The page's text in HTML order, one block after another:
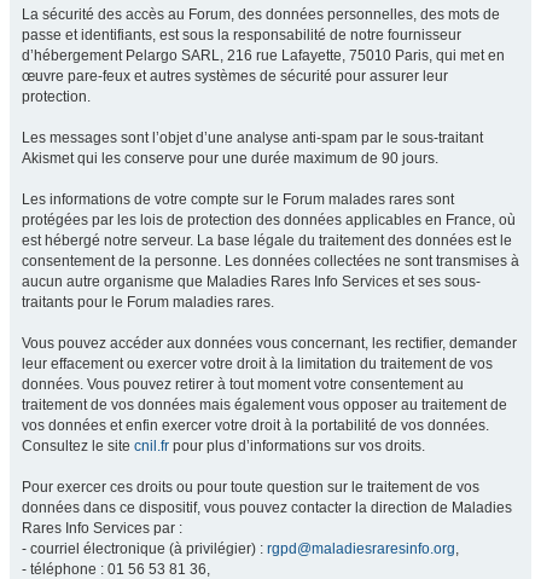
La sécurité des accès au Forum, des données personnelles, des mots de
passe et identifiants, est sous la responsabilité de notre fournisseur
d’hébergement Pelargo SARL, 216 rue Lafayette, 75010 Paris, qui met en
œuvre pare-feux et autres systèmes de sécurité pour assurer leur
protection.
Les messages sont l’objet d’une analyse anti-spam par le sous-traitant
Akismet qui les conserve pour une durée maximum de 90 jours.
Les informations de votre compte sur le Forum malades rares sont
protégées par les lois de protection des données applicables en France, où
est hébergé notre serveur. La base légale du traitement des données est le
consentement de la personne. Les données collectées ne sont transmises à
aucun autre organisme que Maladies Rares Info Services et ses sous-
traitants pour le Forum maladies rares.
Vous pouvez accéder aux données vous concernant, les rectifier, demander
leur effacement ou exercer votre droit à la limitation du traitement de vos
données. Vous pouvez retirer à tout moment votre consentement au
traitement de vos données mais également vous opposer au traitement de
vos données et enfin exercer votre droit à la portabilité de vos données.
Consultez le site cnil.fr pour plus d’informations sur vos droits.
Pour exercer ces droits ou pour toute question sur le traitement de vos
données dans ce dispositif, vous pouvez contacter la direction de Maladies
Rares Info Services par :
- courriel électronique (à privilégier) : rgpd@maladiesraresinfo.org,
- téléphone : 01 56 53 81 36,